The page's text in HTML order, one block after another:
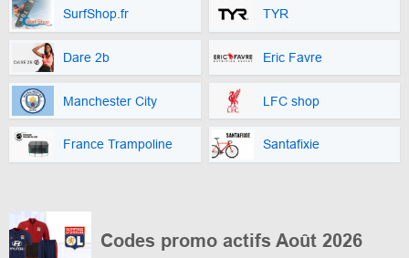
SurfShop.fr TYR
Dare 2b Eric Favre
Manchester City LFC shop
France Trampoline Santafixie
Codes promo actifs Août 2026